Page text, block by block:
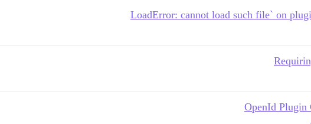
OpenId Plugin